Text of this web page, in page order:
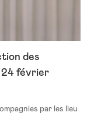
des
24 février